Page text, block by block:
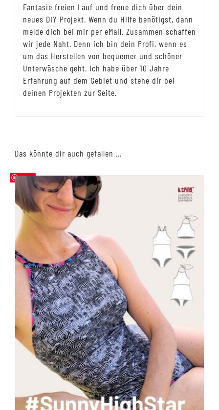
Fantasie freien Lauf und freue dich über dein
neues DIY Projekt. Wenn du Hilfe benötigst, dann
melde dich bei mir per eMail. Zusammen schaffen
wir jede Naht. Denn ich bin dein Profi, wenn es
um das Herstellen von bequemer und schöner
Unterwäsche geht. Ich habe über 10 Jahre
Erfahrung auf dem Gebiet und stehe dir bei
deinen Projekten zur Seite.
Das könnte dir auch gefallen …
Save